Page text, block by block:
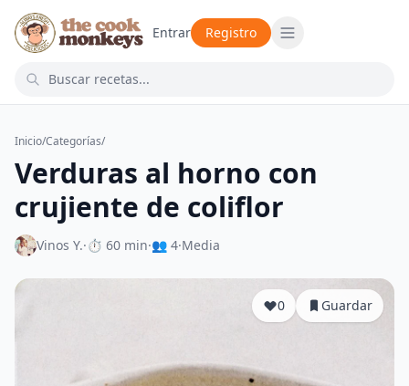
Entrar Registro
Inicio/Categorías/
Verduras al horno con
crujiente de coliflor
Vinos Y.·⏱ 60 min·👥 4·Media
0 Guardar